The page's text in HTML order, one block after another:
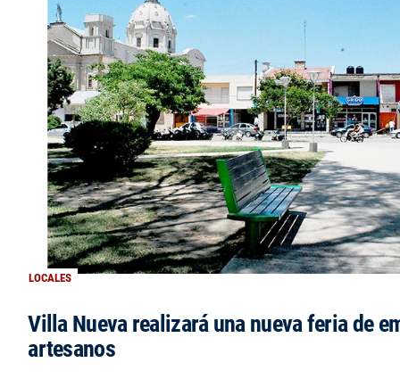
LOCALES
Villa Nueva realizará una nueva feria de
artesanos